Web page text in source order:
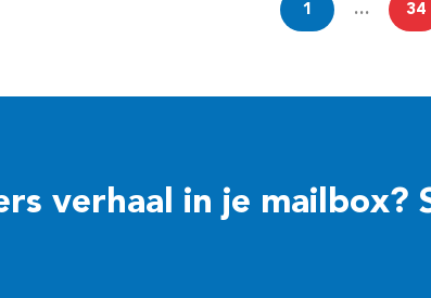
1 … 34
verhaal in je mailbox?